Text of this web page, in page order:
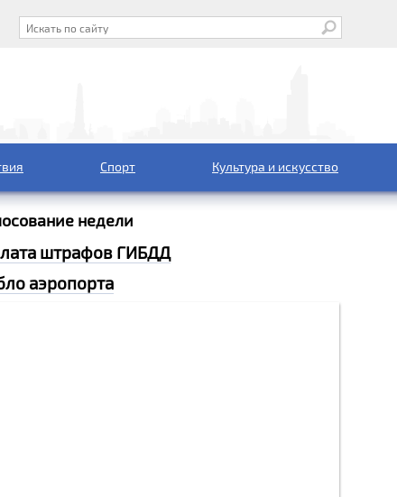
Спорт Культура и искусство
недели
штрафов ГИБДД
аэропорта